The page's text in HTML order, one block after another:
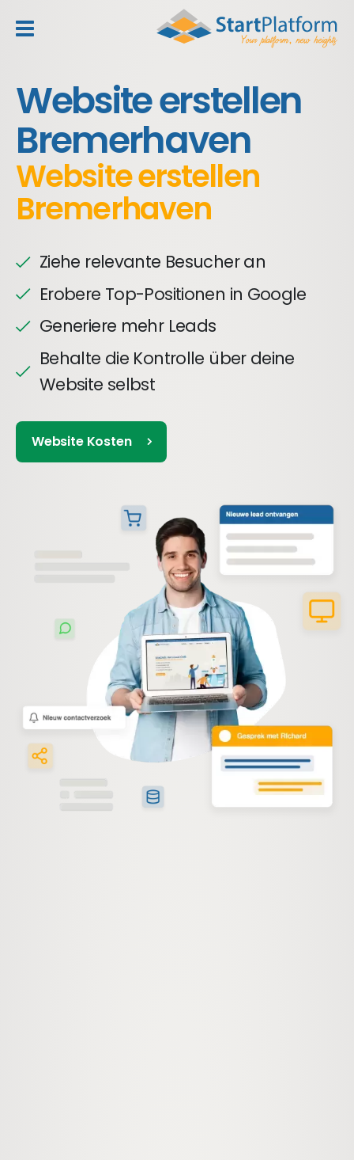
Website erstellen
Bremerhaven
Website erstellen
Bremerhaven
Ziehe relevante Besucher an
Erobere Top-Positionen in Google
Generiere mehr Leads
Behalte die Kontrolle über deine
Website selbst
Website Kosten
header_toggle_navigation